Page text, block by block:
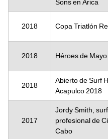
Sons en Arica
2018 Copa Triatlón
2018 Héroes de
2018
Abierto de Surf
Acapulco 2018
2017
Jordy Smith,
profesional de
Cabo